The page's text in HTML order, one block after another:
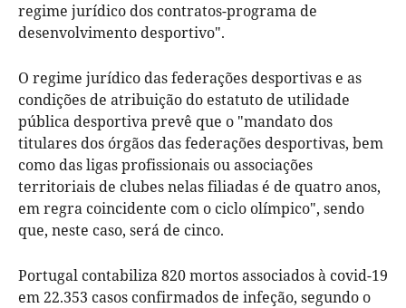
regime jurídico dos contratos-programa de
desenvolvimento desportivo".
O regime jurídico das federações desportivas e as
condições de atribuição do estatuto de utilidade
pública desportiva prevê que o "mandato dos
titulares dos órgãos das federações desportivas, bem
como das ligas profissionais ou associações
territoriais de clubes nelas filiadas é de quatro anos,
em regra coincidente com o ciclo olímpico", sendo
que, neste caso, será de cinco.
Portugal contabiliza 820 mortos associados à covid-19
em 22.353 casos confirmados de infeção, segundo o